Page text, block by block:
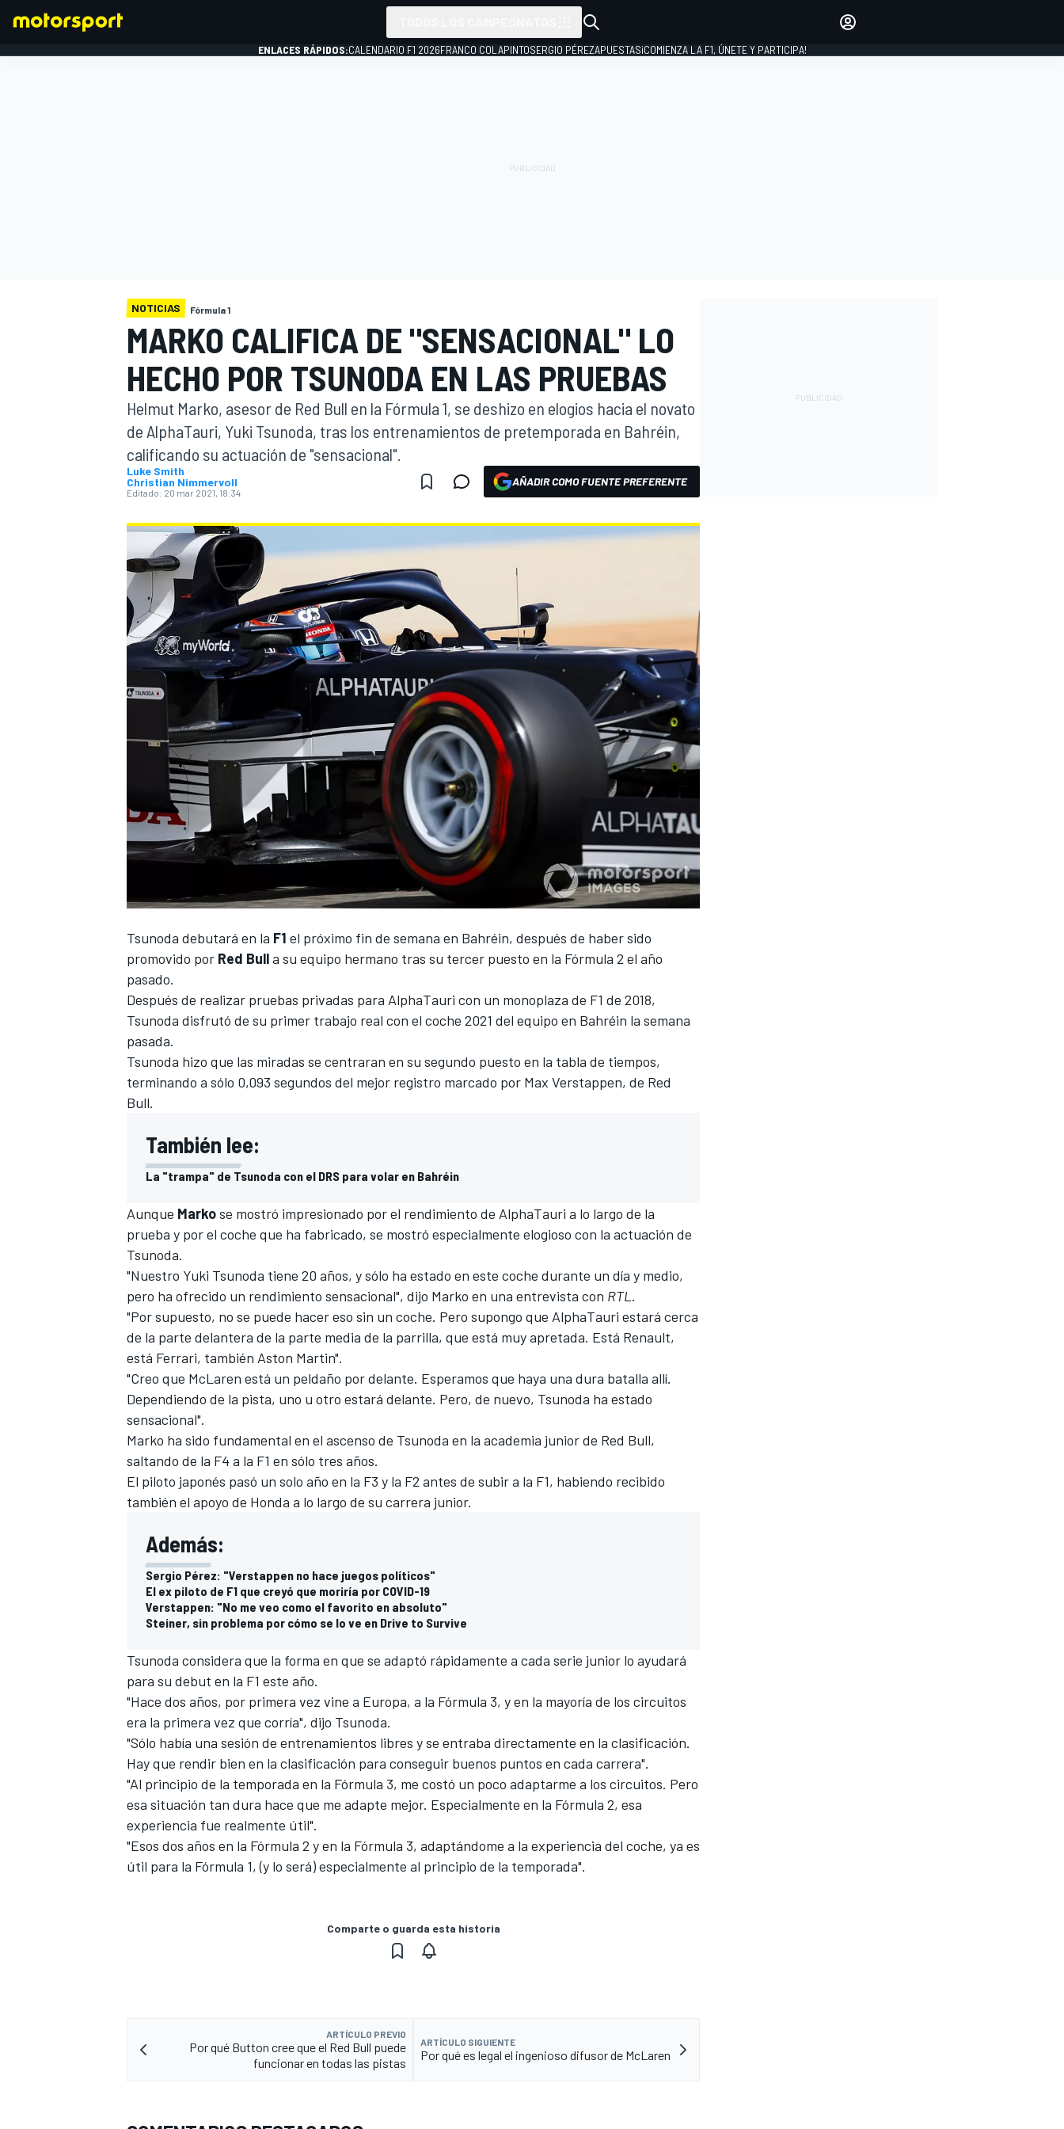
INDYCAR
MOTOGP
NASCAR CUP
FÓRMULA E
WRC
INICIAR SESIÓN
ENLACES RÁPIDOS:CALENDARIO F1 2026FRANCO COLAPINTOSERGIO PÉREZAPUESTAS¡COMIENZA LA F1, ÚNETE Y PARTICIPA!
NOTICIAS Fórmula 1
MARKO CALIFICA DE "SENSACIONAL" LO
HECHO POR TSUNODA EN LAS PRUEBAS
Helmut Marko, asesor de Red Bull en la Fórmula 1, se deshizo en elogios hacia el novato
de AlphaTauri, Yuki Tsunoda, tras los entrenamientos de pretemporada en Bahréin,
calificando su actuación de "sensacional".
Luke Smith
Christian Nimmervoll
Editado: 20 mar 2021, 18:34
AÑADIR COMO FUENTE PREFERENTE
Tsunoda debutará en la F1 el próximo fin de semana en Bahréin, después de haber sido
promovido por Red Bulla su equipo hermano tras su tercer puesto en la Fórmula 2 el año
pasado.
Después de realizar pruebas privadas para AlphaTauri con un monoplaza de F1 de 2018,
Tsunoda disfrutó de su primer trabajo real con el coche 2021 del equipo en Bahréin la semana
pasada.
Tsunoda hizo que las miradas se centraran en su segundo puesto en la tabla de tiempos,
terminando a sólo 0,093 segundos del mejor registro marcado por Max Verstappen, de Red
Bull.
También lee:
La "trampa" de Tsunoda con el DRS para volar en Bahréin
Aunque Markose mostró impresionado por el rendimiento de AlphaTauri a lo largo de la
prueba y por el coche que ha fabricado, se mostró especialmente elogioso con la actuación de
Tsunoda.
"Nuestro Yuki Tsunoda tiene 20 años, y sólo ha estado en este coche durante un día y medio,
pero ha ofrecido un rendimiento sensacional", dijo Marko en una entrevista con RTL .
"Por supuesto, no se puede hacer eso sin un coche. Pero supongo que AlphaTauri estará cerca
de la parte delantera de la parte media de la parrilla, que está muy apretada. Está Renault,
está Ferrari, también Aston Martin".
"Creo que McLaren está un peldaño por delante. Esperamos que haya una dura batalla allí.
Dependiendo de la pista, uno u otro estará delante. Pero, de nuevo, Tsunoda ha estado
sensacional".
Marko ha sido fundamental en el ascenso de Tsunoda en la academia junior de Red Bull,
saltando de la F4 a la F1 en sólo tres años.
El piloto japonés pasó un solo año en la F3 y la F2 antes de subir a la F1, habiendo recibido
también el apoyo de Honda a lo largo de su carrera junior.
Además:
Sergio Pérez: "Verstappen no hace juegos políticos"
El ex piloto de F1 que creyó que moriría por COVID-19
Verstappen: "No me veo como el favorito en absoluto"
Steiner, sin problema por cómo se lo ve en Drive to Survive
Tsunoda considera que la forma en que se adaptó rápidamente a cada serie junior lo ayudará
para su debut en la F1 este año.
"Hace dos años, por primera vez vine a Europa, a la Fórmula 3, y en la mayoría de los circuitos
era la primera vez que corría", dijo Tsunoda.
"Sólo había una sesión de entrenamientos libres y se entraba directamente en la clasificación.
Hay que rendir bien en la clasificación para conseguir buenos puntos en cada carrera".
"Al principio de la temporada en la Fórmula 3, me costó un poco adaptarme a los circuitos. Pero
esa situación tan dura hace que me adapte mejor. Especialmente en la Fórmula 2, esa
experiencia fue realmente útil".
"Esos dos años en la Fórmula 2 y en la Fórmula 3, adaptándome a la experiencia del coche, ya es
útil para la Fórmula 1, (y lo será) especialmente al principio de la temporada".
Comparte o guarda esta historia
ARTÍCULO PREVIO
Por qué Button cree que el Red Bull puede
funcionar en todas las pistas
ARTÍCULO SIGUIENTE
Por qué es legal el ingenioso difusor de McLaren